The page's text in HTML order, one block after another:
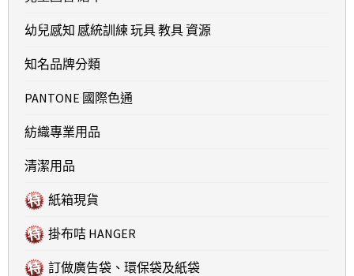
幼兒感知 感統訓練 玩具 教具 資源
知名品牌分類
PANTONE 國際色通
紡織專業用品
清潔用品
紙箱現貨
掛布咭 HANGER
訂做廣告袋、環保袋及紙袋